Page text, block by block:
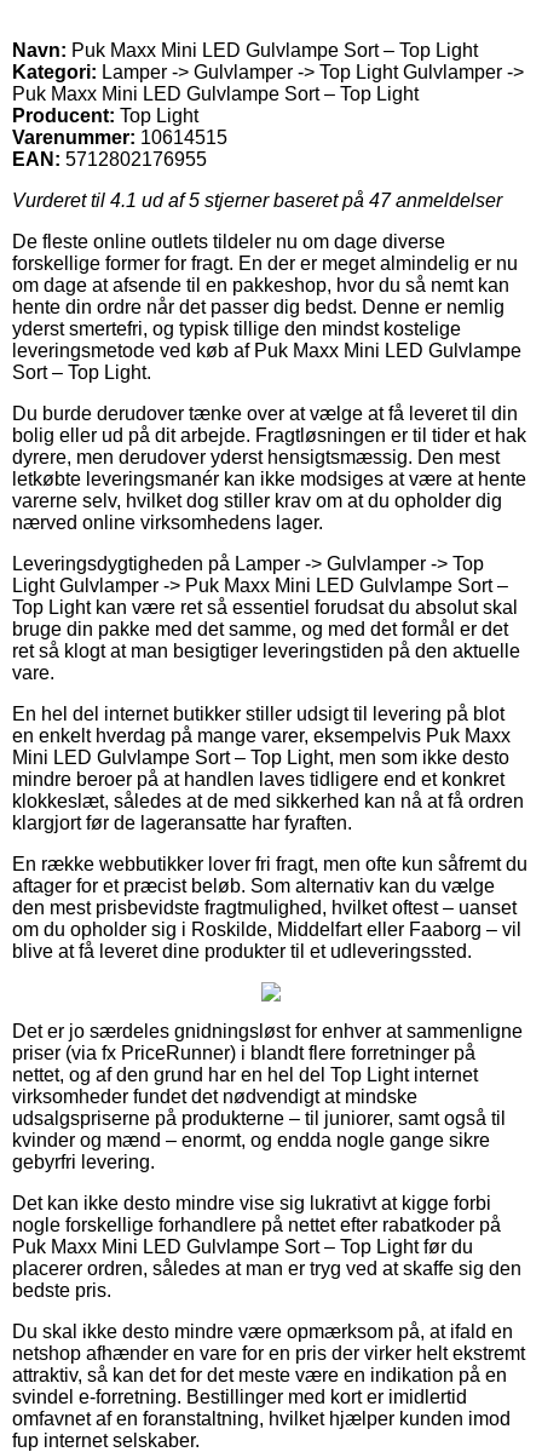
Navn: Puk Maxx Mini LED Gulvlampe Sort – Top Light
Kategori: Lamper -> Gulvlamper -> Top Light Gulvlamper ->
Puk Maxx Mini LED Gulvlampe Sort – Top Light
Producent: Top Light
Varenummer: 10614515
EAN: 5712802176955
Vurderet til 4.1 ud af 5 stjerner baseret på 47anmeldelser
De fleste online outlets tildeler nu om dage diverse
forskellige former for fragt. En der er meget almindelig er nu
om dage at afsende til en pakkeshop, hvor du så nemt kan
hente din ordre når det passer dig bedst. Denne er nemlig
yderst smertefri, og typisk tillige den mindst kostelige
leveringsmetode ved køb af Puk Maxx Mini LED Gulvlampe
Sort – Top Light.
Du burde derudover tænke over at vælge at få leveret til din
bolig eller ud på dit arbejde. Fragtløsningen er til tider et hak
dyrere, men derudover yderst hensigtsmæssig. Den mest
letkøbte leveringsmanér kan ikke modsiges at være at hente
varerne selv, hvilket dog stiller krav om at du opholder dig
nærved online virksomhedens lager.
Leveringsdygtigheden på Lamper -> Gulvlamper -> Top
Light Gulvlamper -> Puk Maxx Mini LED Gulvlampe Sort –
Top Light kan være ret så essentiel forudsat du absolut skal
bruge din pakke med det samme, og med det formål er det
ret så klogt at man besigtiger leveringstiden på den aktuelle
vare.
En hel del internet butikker stiller udsigt til levering på blot
en enkelt hverdag på mange varer, eksempelvis Puk Maxx
Mini LED Gulvlampe Sort – Top Light, men som ikke desto
mindre beroer på at handlen laves tidligere end et konkret
klokkeslæt, således at de med sikkerhed kan nå at få ordren
klargjort før de lageransatte har fyraften.
En række webbutikker lover fri fragt, men ofte kun såfremt du
aftager for et præcist beløb. Som alternativ kan du vælge
den mest prisbevidste fragtmulighed, hvilket oftest – uanset
om du opholder sig i Roskilde, Middelfart eller Faaborg – vil
blive at få leveret dine produkter til et udleveringssted.
Det er jo særdeles gnidningsløst for enhver at sammenligne
priser (via fx PriceRunner) i blandt flere forretninger på
nettet, og af den grund har en hel del Top Light internet
virksomheder fundet det nødvendigt at mindske
udsalgspriserne på produkterne – til juniorer, samt også til
kvinder og mænd – enormt, og endda nogle gange sikre
gebyrfri levering.
Det kan ikke desto mindre vise sig lukrativt at kigge forbi
nogle forskellige forhandlere på nettet efter rabatkoder på
Puk Maxx Mini LED Gulvlampe Sort – Top Light før du
placerer ordren, således at man er tryg ved at skaffe sig den
bedste pris.
Du skal ikke desto mindre være opmærksom på, at ifald en
netshop afhænder en vare for en pris der virker helt ekstremt
attraktiv, så kan det for det meste være en indikation på en
svindel e-forretning. Bestillinger med kort er imidlertid
omfavnet af en foranstaltning, hvilket hjælper kunden imod
fup internet selskaber.